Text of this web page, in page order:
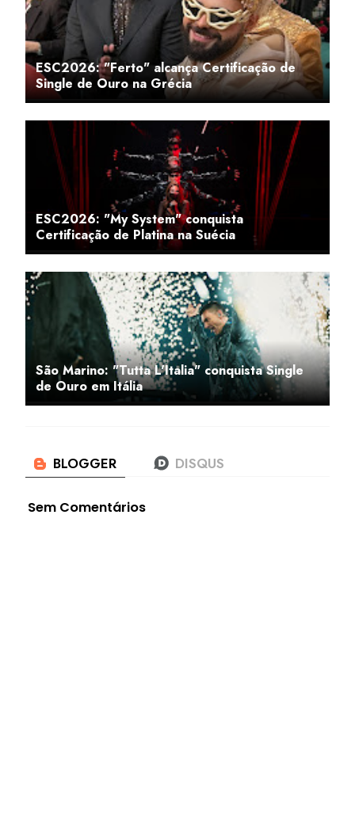
ESC2026: "Ferto" alcança Certificação de
Single de Ouro na Grécia
ESC2026: "My System" conquista
Certificação de Platina na Suécia
São Marino: "Tutta L'Italia" conquista Single
de Ouro em Itália
Sem Comentários